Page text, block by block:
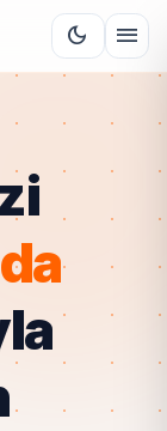
dark_mode menu